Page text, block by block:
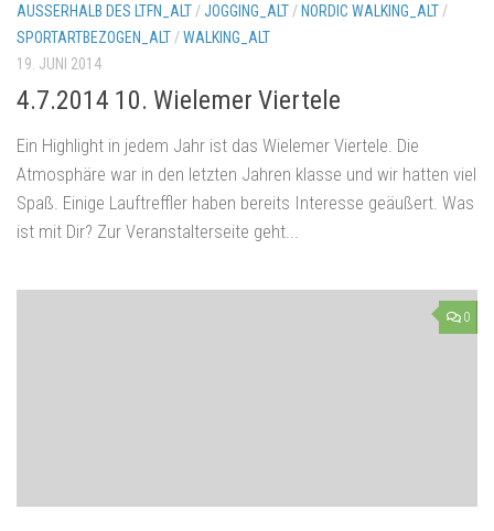
AUSSERHALB DES LTFN_ALT /JOGGING_ALT / NORDIC WALKING_ALT /
SPORTARTBEZOGEN_ALT /WALKING_ALT
19. JUNI 2014
4.7.2014 10. Wielemer Viertele
Ein Highlight in jedem Jahr ist das Wielemer Viertele. Die
Atmosphäre war in den letzten Jahren klasse und wir hatten viel
Spaß. Einige Lauftreffler haben bereits Interesse geäußert. Was
ist mit Dir? Zur Veranstalterseite geht...
0